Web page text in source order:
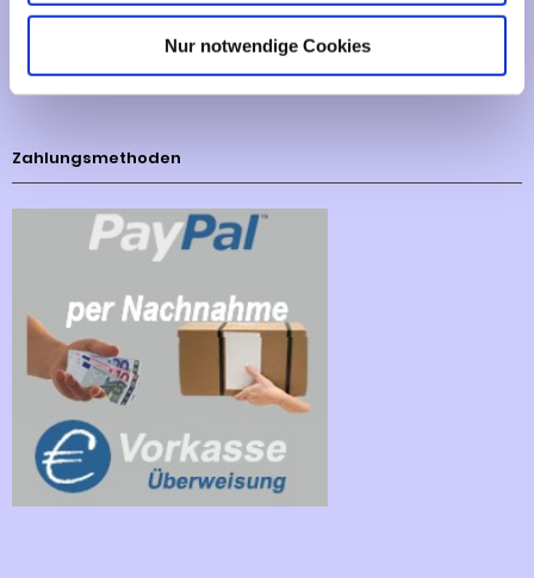
Nur notwendige Cookies
Zahlungsmethoden